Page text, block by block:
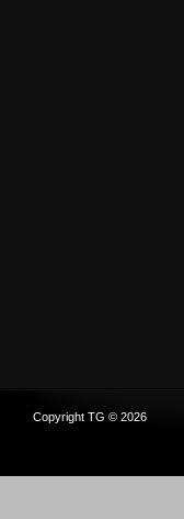
Copyright TG © 2026